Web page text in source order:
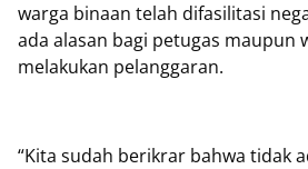
warga binaan telah difasilitasi
ada alasan bagi petugas maupun
melakukan pelanggaran.
“Kita sudah berikrar bahwa tidak